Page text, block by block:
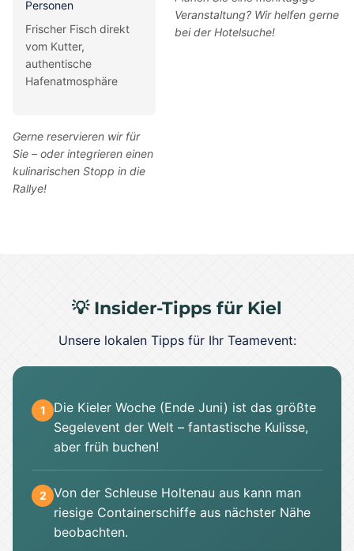
Personen
Frischer Fisch direkt
vom Kutter,
authentische
Hafenatmosphäre
Gerne reservieren wir für
Sie – oder integrieren einen
kulinarischen Stopp in die
Rallye!
Veranstaltung? Wir helfen gerne
bei der Hotelsuche!
💡 Insider-Tipps für Kiel
Unsere lokalen Tipps für Ihr Teamevent:
1
Die Kieler Woche (Ende Juni) ist das größte
Segelevent der Welt – fantastische Kulisse,
aber früh buchen!
2 Von der Schleuse Holtenau aus kann man
riesige Containerschiffe aus nächster Nähe
beobachten.